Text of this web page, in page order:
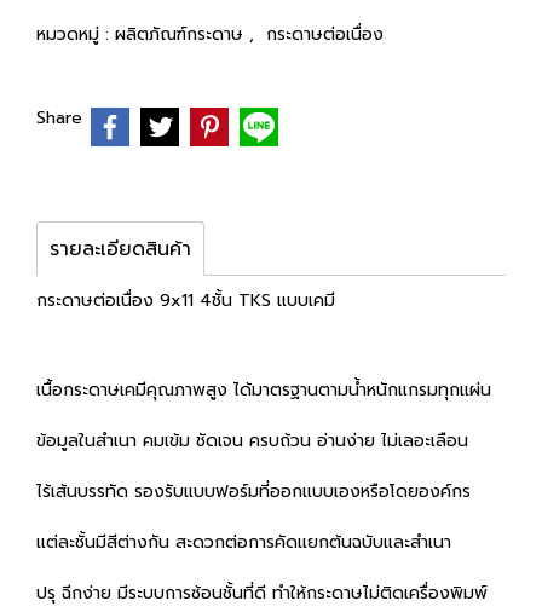
หมวดหมู่ : ผลิตภัณฑ์กระดาษ , กระดาษต่อเนื่อง
Share
รายละเอียดสินค้า
กระดาษต่อเนื่อง 9x11 4ชั้น TKS แบบเคมี
เนื้อกระดาษเคมีคุณภาพสูง ได้มาตรฐานตามน้ำหนักแกรมทุกแผ่น
ข้อมูลในสำเนา คมเข้ม ชัดเจน ครบถ้วน อ่านง่าย ไม่เลอะเลือน
ไร้เส้นบรรทัด รองรับแบบฟอร์มที่ออกแบบเองหรือโดยองค์กร
แต่ละชั้นมีสีต่างกัน สะดวกต่อการคัดแยกต้นฉบับและสำเนา
ปรุ ฉีกง่าย มีระบบการซ้อนชั้นที่ดี ทำให้กระดาษไม่ติดเครื่องพิมพ์